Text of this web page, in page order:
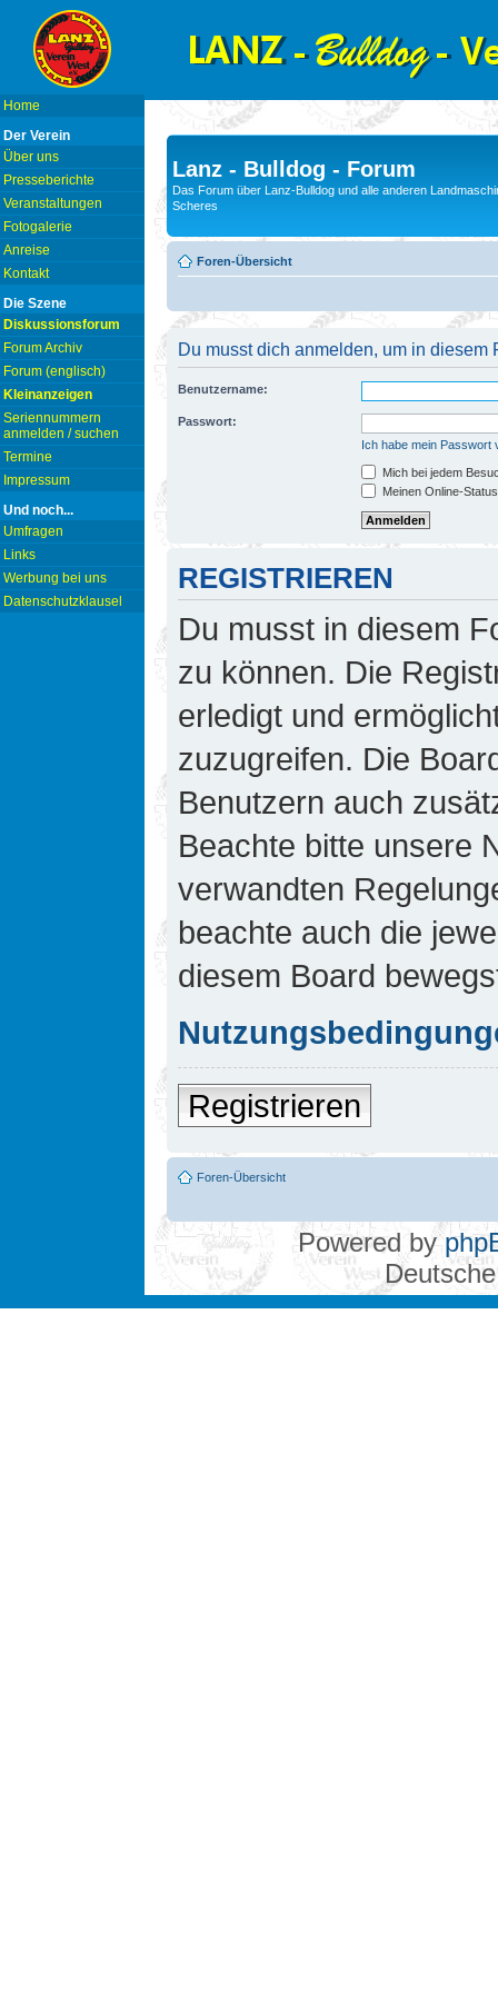
Home
Der Verein
Über uns
Presseberichte
Veranstaltungen
Fotogalerie
Anreise
Kontakt
Die Szene
Diskussionsforum
Forum Archiv
Forum (englisch)
Kleinanzeigen
Seriennummern
anmelden / suchen
Termine
Impressum
Und noch...
Umfragen
Links
Werbung bei uns
Datenschutzklausel
Lanz - Bulldog - Forum
Das Forum über Lanz-Bulldog und alle anderen
Scheres
Foren-Übersicht
Du musst dich anmelden, um in diesem
Benutzername:
Passwort:
Ich habe mein Passwort
Mich bei jedem
Meinen Online-
REGISTRIEREN
Du musst in diesem
zu können. Die
erledigt und
zuzugreifen. Die
Benutzern auch
Beachte bitte unsere
verwandten
beachte auch die
diesem Board
Registrieren
Foren-Übersicht
Powered by